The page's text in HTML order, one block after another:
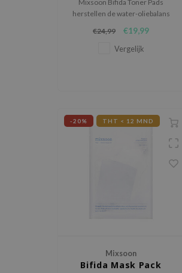
Mixsoon Bifida Toner Pads
herstellen de water-oliebalans
en hyaluronzuur, bieden diepe
hydratatie en zijn gemakkelijk
€24,99 €19,99
Vergelijk
-20% THT < 12 MND
Mixsoon
Bifida Mask Pack